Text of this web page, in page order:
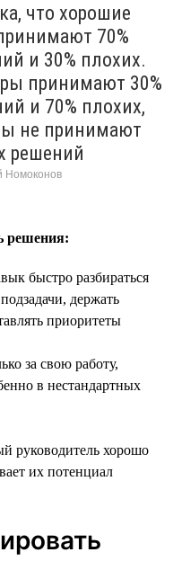
что хорошие
70%
и 30% плохих.
принимают 30%
и 70% плохих,
не принимают
решений
Номоконов
решения:
быстро разбираться
держать
приоритеты
за свою работу,
в нестандартных
руководитель хорошо
их потенциал